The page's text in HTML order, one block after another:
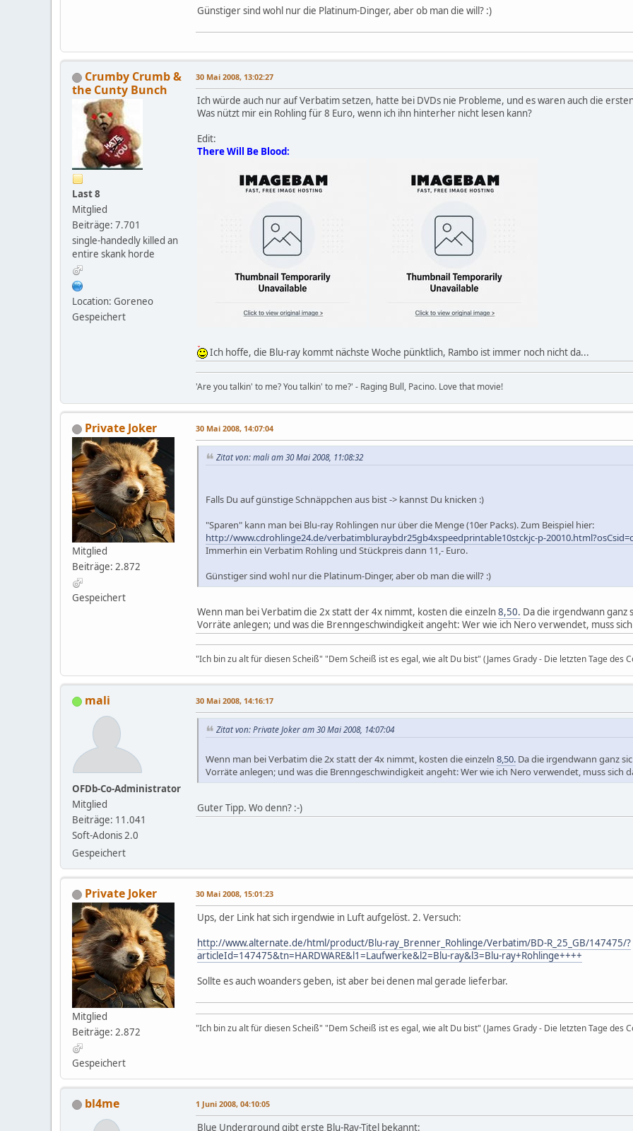
Günstiger sind wohl nur die Platinum-Dinger, aber ob man die will? :)
Crumby Crumb &
the Cunty Bunch
Last 8
Mitglied
Beiträge: 7.701
single-handedly killed an
entire skank horde
Location: Goreneo
Gespeichert
30 Mai 2008, 13:02:27
Ich würde auch nur auf Verbatim setzen, hatte bei DVDs nie Probleme, und es waren auch die
Was nützt mir ein Rohling für 8 Euro, wenn ich ihn hinterher nicht lesen kann?
Edit:
There Will Be Blood:
Ich hoffe, die Blu-ray kommt nächste Woche pünktlich, Rambo ist immer noch nicht da...
'Are you talkin' to me? You talkin' to me?' - Raging Bull, Pacino. Love that movie!
Private Joker
Mitglied
Beiträge: 2.872
Gespeichert
30 Mai 2008, 14:07:04
Zitat von: mali am 30 Mai 2008, 11:08:32
Falls Du auf günstige Schnäppchen aus bist -> kannst Du knicken :)
"Sparen" kann man bei Blu-ray Rohlingen nur über die Menge (10er Packs). Zum Beispiel hier:
http://www.cdrohlinge24.de/verbatimbluraybdr25gb4xspeedprintable10stckjc-p-
Immerhin ein Verbatim Rohling und Stückpreis dann 11,- Euro.
Günstiger sind wohl nur die Platinum-Dinger, aber ob man die will? :)
Wenn man bei Verbatim die 2x statt der 4x nimmt, kosten die einzeln8,50. Da die irgendwann
Vorräte anlegen; und was die Brenngeschwindigkeit angeht: Wer wie ich Nero verwendet, muss
"Ich bin zu alt für diesen Scheiß" "Dem Scheiß ist es egal, wie alt Du bist" (James Grady - Die letzten Tage des
mali
OFDb-Co-Administrator
Mitglied
Beiträge: 11.041
Soft-Adonis 2.0
Gespeichert
30 Mai 2008, 14:16:17
Zitat von: Private Joker am 30 Mai 2008, 14:07:04
Wenn man bei Verbatim die 2x statt der 4x nimmt, kosten die einzeln 8,50. Da die irgendwann ganz
Vorräte anlegen; und was die Brenngeschwindigkeit angeht: Wer wie ich Nero verwendet, muss sich
Guter Tipp. Wo denn? :-)
Private Joker
Mitglied
Beiträge: 2.872
Gespeichert
30 Mai 2008, 15:01:23
Ups, der Link hat sich irgendwie in Luft aufgelöst. 2. Versuch:
http://www.alternate.de/html/product/Blu-ray_Brenner_Rohlinge/Verbatim/BD-R_25_GB/147475/?
articleId=147475&tn=HARDWARE&l1=Laufwerke&l2=Blu-ray&l3=Blu-ray+Rohlinge++++
Sollte es auch woanders geben, ist aber bei denen mal gerade lieferbar.
"Ich bin zu alt für diesen Scheiß" "Dem Scheiß ist es egal, wie alt Du bist" (James Grady - Die letzten Tage des
bl4me 1 Juni 2008, 04:10:05
Blue Underground gibt erste Blu-Ray-Titel bekannt: